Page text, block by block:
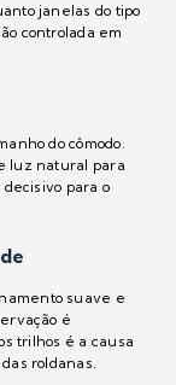
janelas do tipo
controlada em
do cômodo.
luz natural para
para o
suave e
é
trilhos é a causa
roldanas.